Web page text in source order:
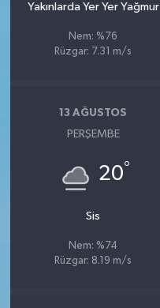
Yakınlarda Yer Yer Yağmur
Nem: %76
Rüzgar: 7.31 m/s
13 AĞUSTOS
PERŞEMBE
20°
Sis
Nem: %74
Rüzgar: 8.19 m/s